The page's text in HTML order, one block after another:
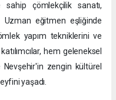
sahip çömlekçilik sanatı,
Uzman eğitmen eşliğinde
yapım tekniklerini ve
hem geleneksel
zengin kültürel
yaşadı.